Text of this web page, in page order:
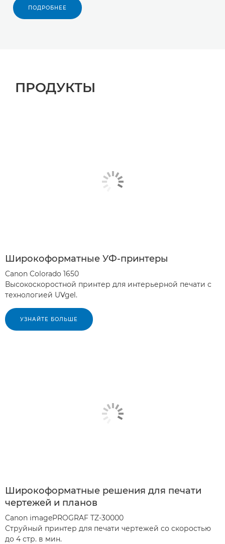
ПОДРОБНЕЕ
ПРОДУКТЫ
Широкоформатные УФ-принтеры
Canon Colorado 1650
Высокоскоростной принтер для интерьерной печати с
технологией UVgel.
УЗНАЙТЕ БОЛЬШЕ
Широкоформатные решения для печати
чертежей и планов
Canon imagePROGRAF TZ-30000
Струйный принтер для печати чертежей со скоростью
до 4 стр. в мин.